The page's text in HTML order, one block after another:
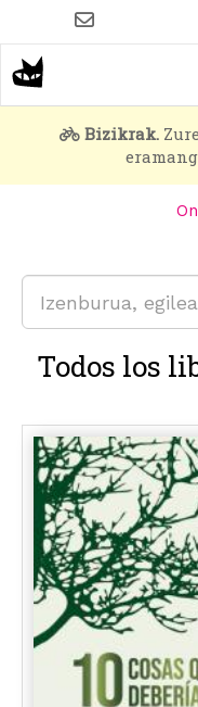
main
content
Bizikrak.
Todos los